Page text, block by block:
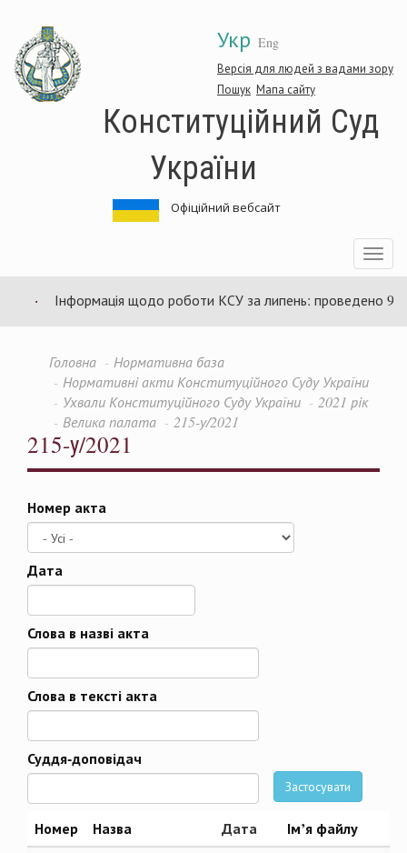
основного
матеріалу
Укр Eng
Версія для людей з вадами зору
Пошук Мапа сайту
Конституційний Суд
України
Офіційний вебсайт
Toggle
Інформація щодо роботи КСУ за липень: проведено 94
Головна
Нормативна база
Нормативні акти Конституційного Суду України
Ухвали Конституційного Суду України
2021 рік
Велика палата
215-у/2021
215-у/2021
Номер акта
Дата
Дата
Слова в назві акта
Слова в тексті акта
Суддя-доповідач
Застосувати
Номер Назва Дата Ім’я файлу